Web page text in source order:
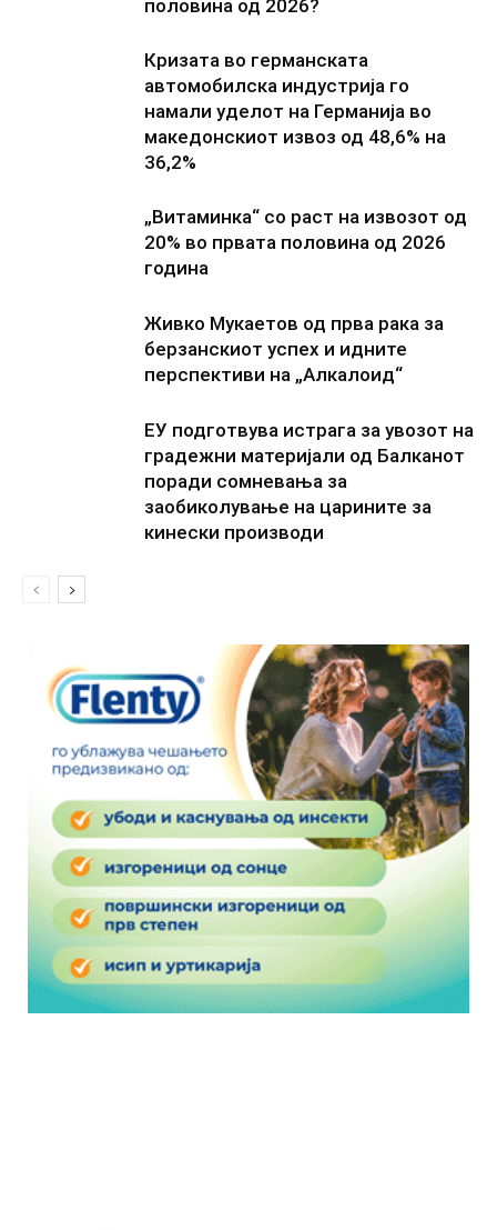
половина од 2026?
Кризата во германската
автомобилска индустрија го
намали уделот на Германија во
македонскиот извоз од 48,6% на
36,2%
„Витаминка“ со раст на извозот од
20% во првата половина од 2026
година
Живко Мукаетов од прва рака за
берзанскиот успех и идните
перспективи на „Алкалоид“
ЕУ подготвува истрага за увозот на
градежни материјали од Балканот
поради сомневања за
заобиколување на царините за
кинески производи